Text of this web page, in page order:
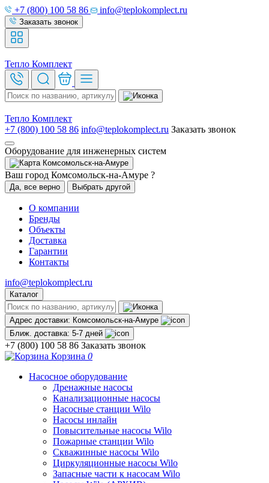
+7 (800) 100 58 86 info@teplokomplect.ru
Заказать звонок
Тепло Комплект
Тепло Комплект
+7 (800) 100 58 86 info@teplokomplect.ru Заказать звонок
Оборудование для инженерных систем
Комсомольск-на-Амуре
Ваш город Комсомольск-на-Амуре ?
Да, все верно Выбрать другой
О компании
Бренды
Объекты
Доставка
Гарантии
Контакты
info@teplokomplect.ru
Каталог
Адрес доставки: Комсомольск-на-Амуре
Ближ. доставка: 5-7 дней
+7 (800) 100 58 86 Заказать звонок
Корзина 0
Насосное оборудование
Дренажные насосы
Канализационные насосы
Насосные станции Wilo
Насосы инлайн
Повысительные насосы Wilo
Пожарные станции Wilo
Скважинные насосы Wilo
Циркуляционные насосы Wilo
Запасные части к насосам Wilo